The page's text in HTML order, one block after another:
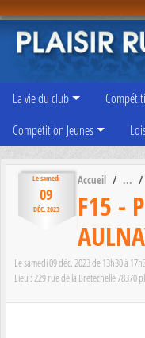
La vie du club
Compétition Jeunes
Lesamedi
09
DÉC. 2023
Accueil
F15 -
Lesamedi09déc. 2023de 13h30 à
Lieu : 229 rue de la Bretechelle78370
Panneau de gestion des cookies